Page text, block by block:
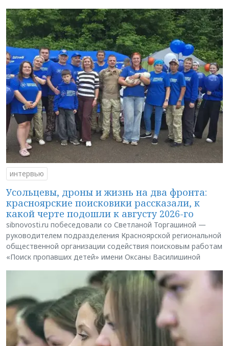
интервью
Усольцевы, дроны и жизнь на два фронта:
красноярские поисковики рассказали, к
какой черте подошли к августу 2026-го
sibnovosti.ru побеседовали со Светланой Торгашиной —
руководителем подразделения Красноярской региональной
общественной организации содействия поисковым работам
«Поиск пропавших детей» имени Оксаны Василишиной